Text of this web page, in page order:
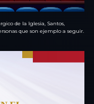
de la Iglesia, Santos,
que son ejemplo a seguir.